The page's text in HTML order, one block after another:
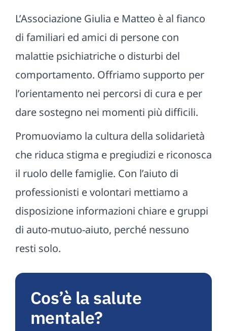
L’Associazione Giulia e Matteo è al fianco
di familiari ed amici di persone con
malattie psichiatriche o disturbi del
comportamento. Offriamo supporto per
l’orientamento nei percorsi di cura e per
dare sostegno nei momenti più difficili.
Promuoviamo la cultura della solidarietà
che riduca stigma e pregiudizi e riconosca
il ruolo delle famiglie. Con l’aiuto di
professionisti e volontari mettiamo a
disposizione informazioni chiare e gruppi
di auto-mutuo-aiuto, perché nessuno
resti solo.
Cos’è la salute
mentale?